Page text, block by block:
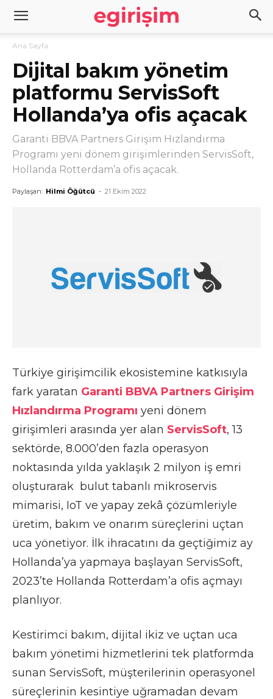
Ana Sayfa
Dijital bakım yönetim
platformu ServisSoft
Hollanda’ya ofis açacak
Garanti BBVA Partners Girişim Hızlandırma
Programı yeni dönem girişimlerinden ServisSoft,
Hollanda Rotterdam’a ofis açacak.
Paylaşan: Hilmi Öğütcü - 21 Ekim 2022
Türkiye girişimcilik ekosistemine katkısıyla
fark yaratan Garanti BBVA Partners Girişim
Hızlandırma Programı yeni dönem
girişimleri arasında yer alan ServisSoft, 13
sektörde, 8.000’den fazla operasyon
noktasında yılda yaklaşık 2 milyon iş emri
oluşturarak bulut tabanlı mikroservis
mimarisi, IoT ve yapay zekâ çözümleriyle
üretim, bakım ve onarım süreçlerini uçtan
uca yönetiyor. İlk ihracatını da geçtiğimiz ay
Hollanda’ya yapmaya başlayan ServisSoft,
2023’te Hollanda Rotterdam’a ofis açmayı
planlıyor.
Kestirimci bakım, dijital ikiz ve uçtan uca
bakım yönetimi hizmetlerini tek platformda
sunan ServisSoft, müşterilerinin operasyonel
süreçlerinin kesintiye uğramadan devam